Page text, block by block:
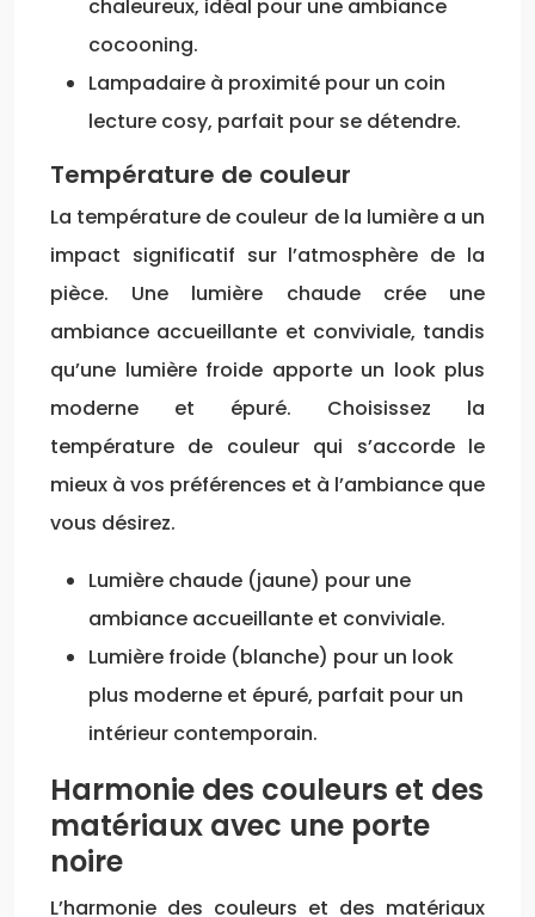
chaleureux, idéal pour une ambiance
cocooning.
Lampadaire à proximité pour un coin
lecture cosy, parfait pour se détendre.
Température de couleur
La température de couleur de la lumière a un
impact significatif sur l’atmosphère de la
pièce. Une lumière chaude crée une
ambiance accueillante et conviviale, tandis
qu’une lumière froide apporte un look plus
moderne et épuré. Choisissez la
température de couleur qui s’accorde le
mieux à vos préférences et à l’ambiance que
vous désirez.
Lumière chaude (jaune) pour une
ambiance accueillante et conviviale.
Lumière froide (blanche) pour un look
plus moderne et épuré, parfait pour un
intérieur contemporain.
Harmonie des couleurs et des
matériaux avec une porte
noire
L’harmonie des couleurs et des matériaux